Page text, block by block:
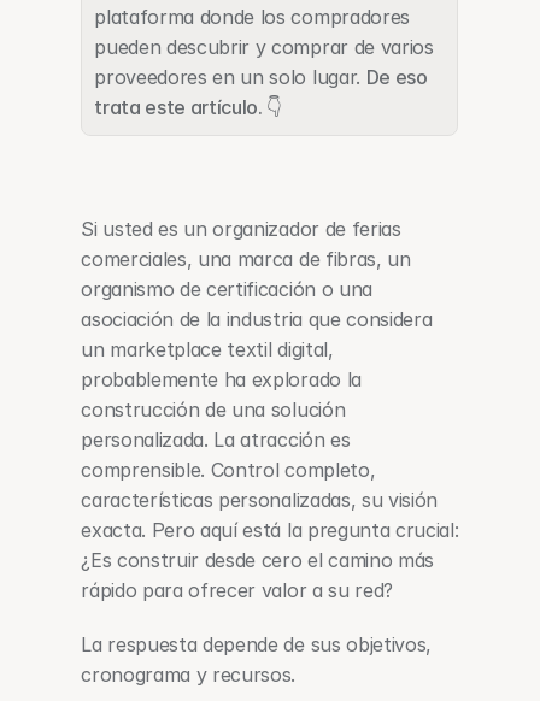
plataforma donde los compradores
pueden descubrir y comprar de varios
proveedores en un solo lugar. De eso
trata este artículo. 👇
Si usted es un organizador de ferias
comerciales, una marca de fibras, un
organismo de certificación o una
asociación de la industria que considera
un marketplace textil digital,
probablemente ha explorado la
construcción de una solución
personalizada. La atracción es
comprensible. Control completo,
características personalizadas, su visión
exacta. Pero aquí está la pregunta crucial:
¿Es construir desde cero el camino más
rápido para ofrecer valor a su red?
La respuesta depende de sus objetivos,
cronograma y recursos.